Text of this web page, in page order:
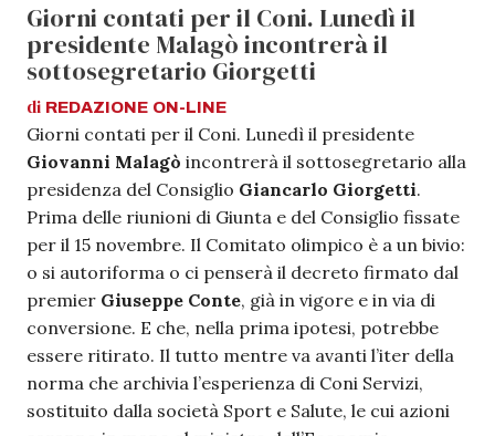
Giorni contati per il Coni. Lunedì il
presidente Malagò incontrerà il
sottosegretario Giorgetti
di REDAZIONE ON-LINE
Giorni contati per il Coni. Lunedì il presidente
Giovanni Malagò incontrerà il sottosegretario alla
presidenza del Consiglio Giancarlo Giorgetti.
Prima delle riunioni di Giunta e del Consiglio fissate
per il 15 novembre. Il Comitato olimpico è a un bivio:
o si autoriforma o ci penserà il decreto firmato dal
premier Giuseppe Conte, già in vigore e in via di
conversione. E che, nella prima ipotesi, potrebbe
essere ritirato. Il tutto mentre va avanti l’iter della
norma che archivia l’esperienza di Coni Servizi,
sostituito dalla società Sport e Salute, le cui azioni